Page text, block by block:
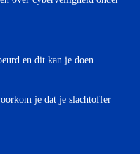
en dit kan je doen
je dat je slachtoffer